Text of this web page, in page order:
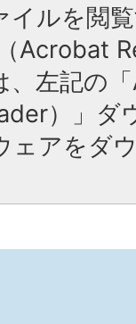
イルを閲
Acrobat
、左記の
）」ダ
ェアをダ